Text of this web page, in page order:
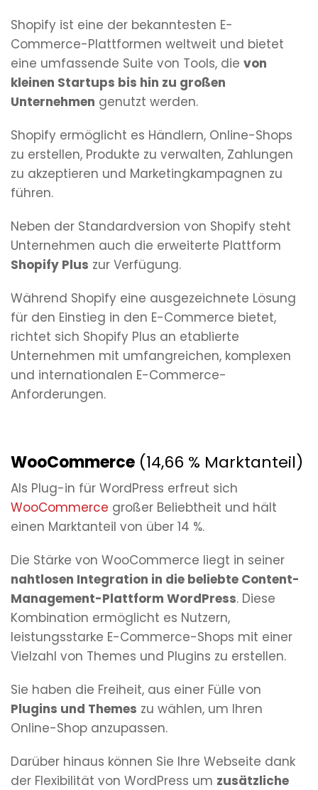
Shopify ist eine der bekanntesten E-
Commerce-Plattformen weltweit und bietet
eine umfassende Suite von Tools, die von
kleinen Startups bis hin zu großen
Unternehmen genutzt werden.
Shopify ermöglicht es Händlern, Online-Shops
zu erstellen, Produkte zu verwalten, Zahlungen
zu akzeptieren und Marketingkampagnen zu
führen.
Neben der Standardversion von Shopify steht
Unternehmen auch die erweiterte Plattform
Shopify Plus zur Verfügung.
Während Shopify eine ausgezeichnete Lösung
für den Einstieg in den E-Commerce bietet,
richtet sich Shopify Plus an etablierte
Unternehmen mit umfangreichen, komplexen
und internationalen E-Commerce-
Anforderungen.
WooCommerce (14,66 % Marktanteil)
Als Plug-in für WordPress erfreut sich
WooCommerce großer Beliebtheit und hält
einen Marktanteil von über 14 %.
Die Stärke von WooCommerce liegt in seiner
nahtlosen Integration in die beliebte Content-
Management-Plattform WordPress. Diese
Kombination ermöglicht es Nutzern,
leistungsstarke E-Commerce-Shops mit einer
Vielzahl von Themes und Plugins zu erstellen.
Sie haben die Freiheit, aus einer Fülle von
Plugins und Themes zu wählen, um Ihren
Online-Shop anzupassen.
Darüber hinaus können Sie Ihre Webseite dank
der Flexibilität von WordPress um zusätzliche